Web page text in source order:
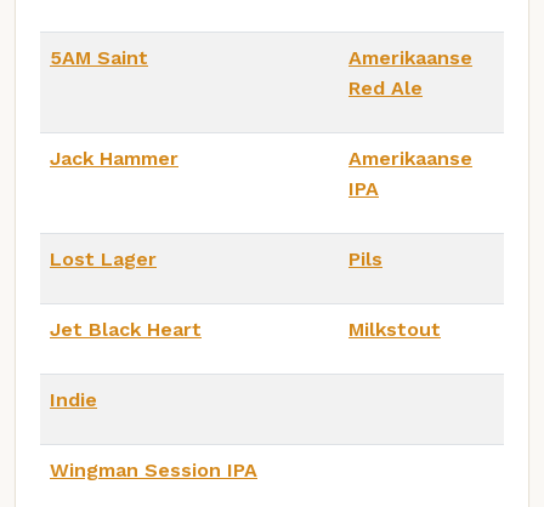
5AM Saint
Amerikaanse
Red Ale
Jack Hammer
Amerikaanse
IPA
Lost Lager Pils
Jet Black Heart Milkstout
Indie
Wingman Session IPA